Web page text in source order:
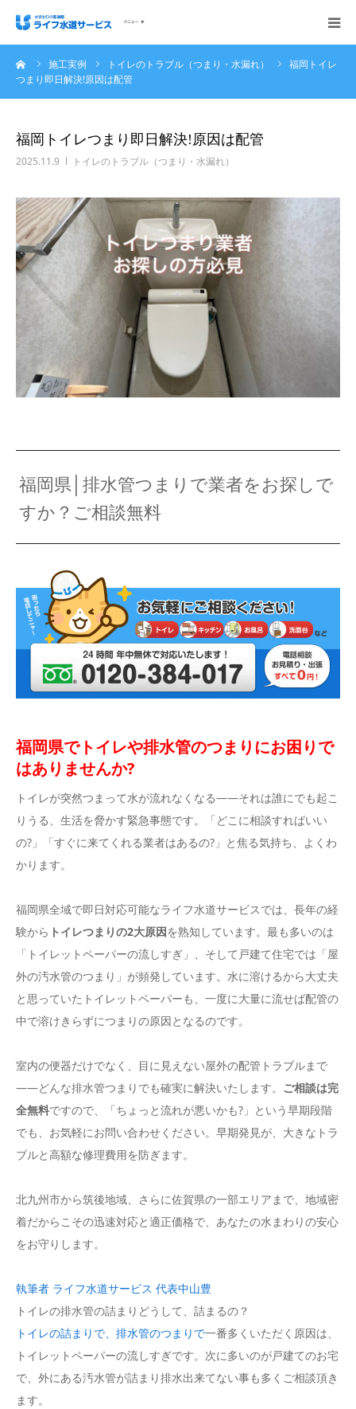
施工実例 トイレのトラブル（つまり・水漏れ）
福岡トイレ
つまり即日解決!原因は配管
福岡トイレつまり即日解決!原因は配管
2025.11.9 トイレのトラブル（つまり・水漏れ）
福岡県│排水管つまりで業者をお探しで
すか？ご相談無料
福岡県でトイレや排水管のつまりにお困りで
はありませんか?
トイレが突然つまって水が流れなくなる――それは誰にでも起こ
りうる、生活を脅かす緊急事態です。「どこに相談すればいい
の?」「すぐに来てくれる業者はあるの?」と焦る気持ち、よくわ
かります。
福岡県全域で即日対応可能なライフ水道サービスでは、長年の経
験から トイレつまりの2大原因を熟知しています。最も多いのは
「トイレットペーパーの流しすぎ」、そして戸建て住宅では「屋
外の汚水管のつまり」が頻発しています。水に溶けるから大丈夫
と思っていたトイレットペーパーも、一度に大量に流せば配管の
中で溶けきらずにつまりの原因となるのです。
室内の便器だけでなく、目に見えない屋外の配管トラブルまで
――どんな排水管つまりでも確実に解決いたします。 ご相談は完
全無料ですので、「ちょっと流れが悪いかも?」という早期段階
でも、お気軽にお問い合わせください。早期発見が、大きなトラ
ブルと高額な修理費用を防ぎます。
北九州市から筑後地域、さらに佐賀県の一部エリアまで、地域密
着だからこその迅速対応と適正価格で、あなたの水まわりの安心
をお守りします。
執筆者 ライフ水道サービス 代表中山豊
トイレの排水管の詰まりどうして、詰まるの？
トイレの詰まりで、排水管のつまりで一番多くいただく原因は、
トイレットペーパーの流しすぎです。次に多いのが戸建てのお宅
で、外にある汚水管が詰まり排水出来てない事も多くご相談頂き
ます。
会社概要
ご依頼の流れ
施工実例
サービス内容・料金
ご相談無料お問い合わせください